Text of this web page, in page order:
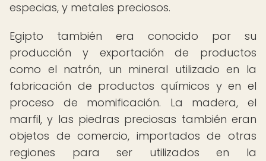
especias, y metales preciosos.
Egipto también era conocido por su
producción y exportación de productos
como el natrón, un mineral utilizado en la
fabricación de productos químicos y en el
proceso de momificación. La madera, el
marfil, y las piedras preciosas también eran
objetos de comercio, importados de otras
regiones para ser utilizados en la